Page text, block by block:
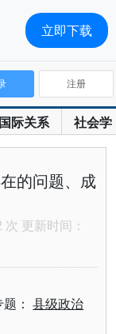
国际关系 社会学
注册
的问题、成
更新时间：
题：县级政治
立即下载